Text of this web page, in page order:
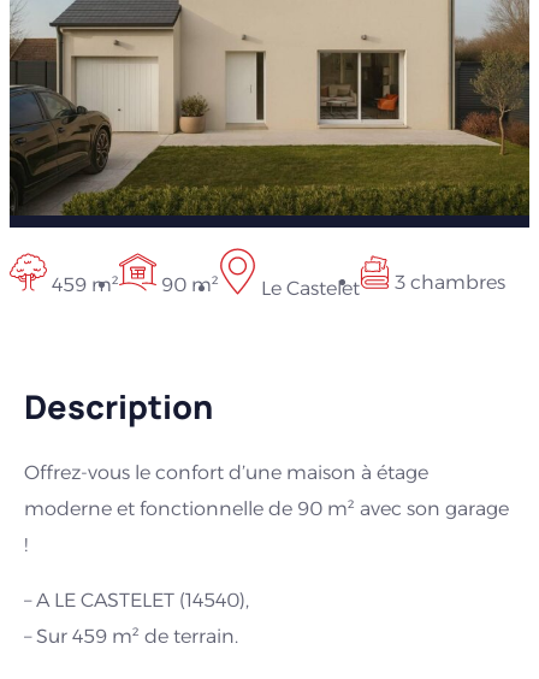
459 m² 90 m² Le Castelet 3 chambres
Description
Offrez-vous le confort d’une maison à étage
moderne et fonctionnelle de 90 m² avec son garage
!
– A LE CASTELET (14540),
– Sur 459 m² de terrain.